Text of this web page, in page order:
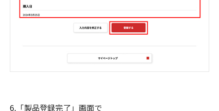
6.「製品登録完了」画面で